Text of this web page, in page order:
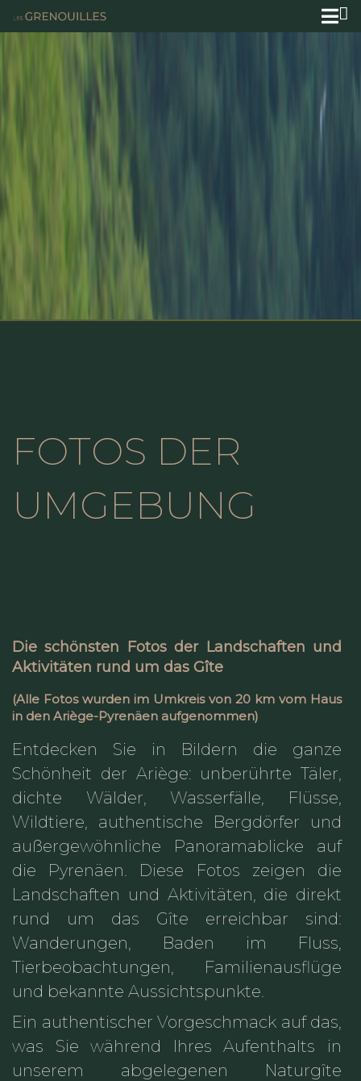
FOTOS DER
UMGEBUNG
Die schönsten Fotos der Landschaften und
Aktivitäten rund um das Gîte
(Alle Fotos wurden im Umkreis von 20 km vom Haus
in den Ariège-Pyrenäen aufgenommen)
Entdecken Sie in Bildern die ganze
Schönheit der Ariège: unberührte Täler,
dichte Wälder, Wasserfälle, Flüsse,
Wildtiere, authentische Bergdörfer und
außergewöhnliche Panoramablicke auf
die Pyrenäen. Diese Fotos zeigen die
Landschaften und Aktivitäten, die direkt
rund um das Gîte erreichbar sind:
Wanderungen, Baden im Fluss,
Tierbeobachtungen, Familienausflüge
und bekannte Aussichtspunkte.
Ein authentischer Vorgeschmack auf das,
was Sie während Ihres Aufenthalts in
unserem abgelegenen Naturgîte